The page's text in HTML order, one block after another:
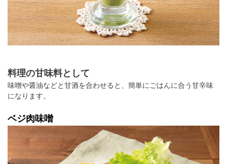
料理の甘味料として
味噌や醤油などと甘酒を合わせると、簡単にごはんに合う甘辛味
になります。
ベジ肉味噌